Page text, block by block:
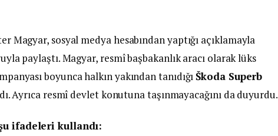
Magyar, sosyal medya hesabından yaptığı açıklamayla
paylaştı. Magyar, resmî başbakanlık aracı olarak lüks
boyunca halkın yakından tanıdığıŠkoda Superb
Ayrıca resmî devlet konutuna taşınmayacağını da duyurdu.
ifadeleri kullandı: